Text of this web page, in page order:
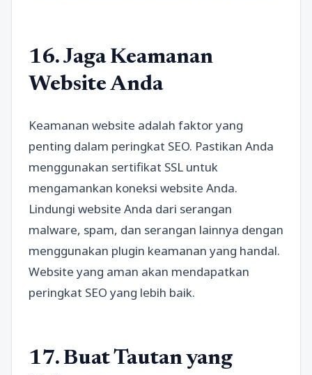
16. Jaga Keamanan
Website Anda
Keamanan website adalah faktor yang
penting dalam peringkat SEO. Pastikan Anda
menggunakan sertifikat SSL untuk
mengamankan koneksi website Anda.
Lindungi website Anda dari serangan
malware, spam, dan serangan lainnya dengan
menggunakan plugin keamanan yang handal.
Website yang aman akan mendapatkan
peringkat SEO yang lebih baik.
17. Buat Tautan yang